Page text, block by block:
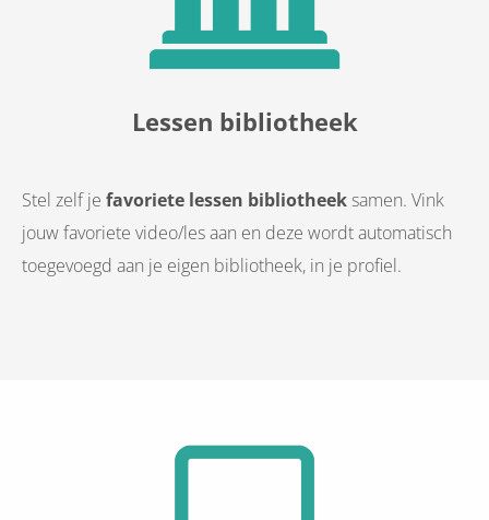
Lessen bibliotheek
Stel zelf je favoriete lessen bibliotheeksamen. Vink
jouw favoriete video/les aan en deze wordt automatisch
toegevoegd aan je eigen bibliotheek, in je profiel.